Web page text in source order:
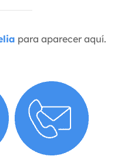
para aparecer aquí.